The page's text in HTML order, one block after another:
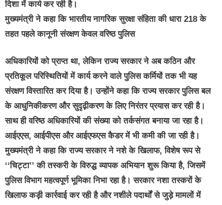
दिशा में कार्य कर रही है।
मुख्यमंत्री ने कहा कि भारतीय नागरिक सुरक्षा संहिता की धारा 218 के
तहत पहले कानूनी संरक्षण केवल वरिष्ठ पुलिस
अधिकारियों को प्राप्त था, लेकिन राज्य सरकार ने अब कठिन और
प्रतिकूल परिस्थितियों में कार्य करने वाले पुलिस कर्मियों तक भी यह
संरक्षण विस्तारित कर दिया है। उन्होंने कहा कि राज्य सरकार पुलिस बल
के आधुनिकीकरण और सुदृढ़ीकरण के लिए निरंतर प्रयास कर रही है।
साथ ही वरिष्ठ अधिकारियों की संख्या को तर्कसंगत बनाया जा रहा है।
आईएएस, आईपीएस और आईएफएस कैडर में भी कमी की जा रही है।
मुख्यमंत्री ने कहा कि राज्य सरकार ने नशे के खिलाफ, विशेष रूप से
‘‘चिट्टा’’ की तस्करी के विरुद्ध व्यापक अभियान शुरू किया है, जिसमें
पुलिस विभाग महत्वपूर्ण भूमिका निभा रहा है। सरकार नशा तस्करों के
खिलाफ कड़ी कार्रवाई कर रही है और नशीले पदार्थों से जुड़े मामलों में